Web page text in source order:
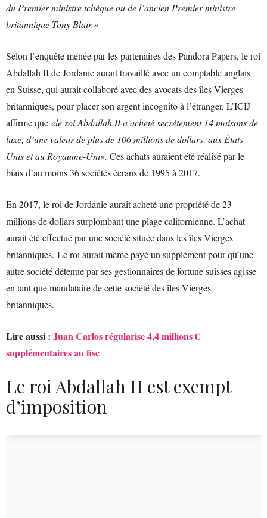
du Premier ministre tchèque ou de l’ancien Premier ministre
britannique Tony Blair.»
Selon l’enquête menée par les partenaires des Pandora Papers, le roi
Abdallah II de Jordanie aurait travaillé avec un comptable anglais
en Suisse, qui aurait collaboré avec des avocats des îles Vierges
britanniques, pour placer son argent incognito à l’étranger. L’ICIJ
affirme que «le roi Abdallah II a acheté secrètement 14 maisons de
luxe, d’une valeur de plus de 106 millions de dollars, aux États-
Unis et au Royaume-Uni». Ces achats auraient été réalisé par le
biais d’au moins 36 sociétés écrans de 1995 à 2017.
En 2017, le roi de Jordanie aurait acheté une propriété de 23
millions de dollars surplombant une plage californienne. L’achat
aurait été effectué par une société située dans les îles Vierges
britanniques. Le roi aurait même payé un supplément pour qu’une
autre société détenue par ses gestionnaires de fortune suisses agisse
en tant que mandataire de cette société des îles Vierges
britanniques.
Lire aussi : Juan Carlos régularise 4,4 millions €
supplémentaires au fisc
Le roi Abdallah II est exempt
d’imposition